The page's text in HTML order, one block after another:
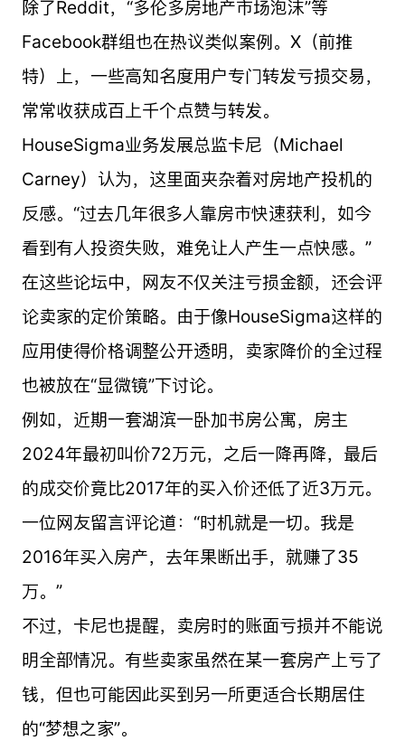
除了Reddit，“多伦多房地产市场泡沫”等
Facebook群组也在热议类似案例。X（前推
特）上，一些高知名度用户专门转发亏损交易，
常常收获成百上千个点赞与转发。
HouseSigma业务发展总监卡尼（Michael
Carney）认为，这里面夹杂着对房地产投机的
反感。“过去几年很多人靠房市快速获利，如今
看到有人投资失败，难免让人产生一点快感。”
在这些论坛中，网友不仅关注亏损金额，还会评
论卖家的定价策略。由于像HouseSigma这样的
应用使得价格调整公开透明，卖家降价的全过程
也被放在“显微镜”下讨论。
例如，近期一套湖滨一卧加书房公寓，房主
2024年最初叫价72万元，之后一降再降，最后
的成交价竟比2017年的买入价还低了近3万元。
一位网友留言评论道：“时机就是一切。我是
2016年买入房产，去年果断出手，就赚了35
万。”
不过，卡尼也提醒，卖房时的账面亏损并不能说
明全部情况。有些卖家虽然在某一套房产上亏了
钱，但也可能因此买到另一所更适合长期居住
的“梦想之家”。